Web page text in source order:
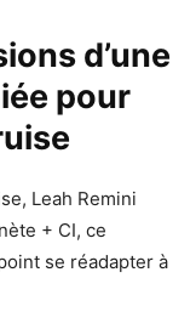
d’une
pour
Leah Remini
+ CI, ce
se réadapter à